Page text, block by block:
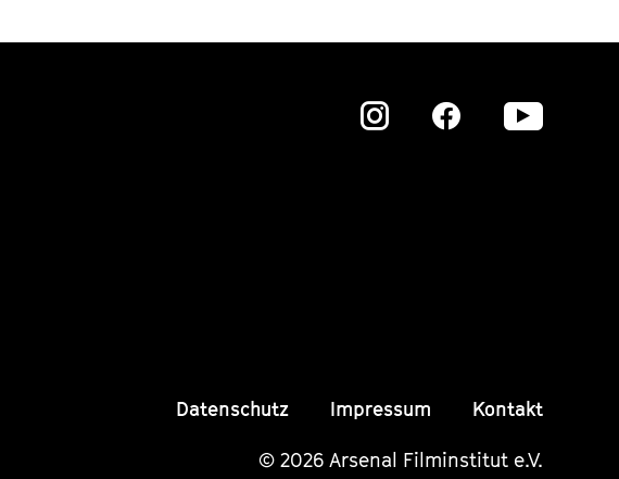
Zu
Zu
Zu
Datenschutz Impressum Kontakt
© 2026 Arsenal Filminstitut e.V.